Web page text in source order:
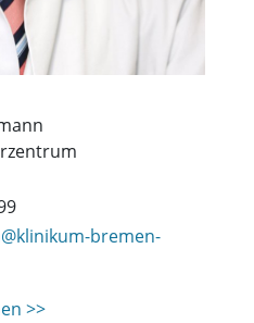
bremen-
>>